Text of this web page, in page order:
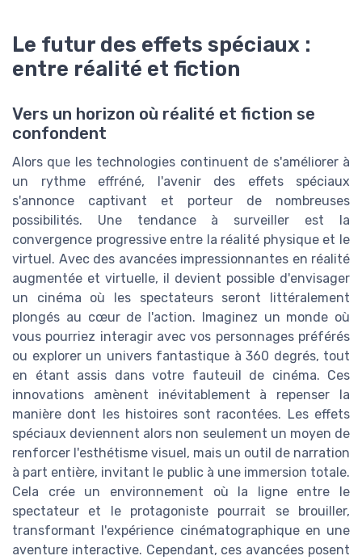
Le futur des effets spéciaux :
entre réalité et fiction
Vers un horizon où réalité et fiction se
confondent
Alors que les technologies continuent de s'améliorer à
un rythme effréné, l'avenir des effets spéciaux
s'annonce captivant et porteur de nombreuses
possibilités. Une tendance à surveiller est la
convergence progressive entre la réalité physique et le
virtuel. Avec des avancées impressionnantes en réalité
augmentée et virtuelle, il devient possible d'envisager
un cinéma où les spectateurs seront littéralement
plongés au cœur de l'action. Imaginez un monde où
vous pourriez interagir avec vos personnages préférés
ou explorer un univers fantastique à 360 degrés, tout
en étant assis dans votre fauteuil de cinéma. Ces
innovations amènent inévitablement à repenser la
manière dont les histoires sont racontées. Les effets
spéciaux deviennent alors non seulement un moyen de
renforcer l'esthétisme visuel, mais un outil de narration
à part entière, invitant le public à une immersion totale.
Cela crée un environnement où la ligne entre le
spectateur et le protagoniste pourrait se brouiller,
transformant l'expérience cinématographique en une
aventure interactive. Cependant, ces avancées posent